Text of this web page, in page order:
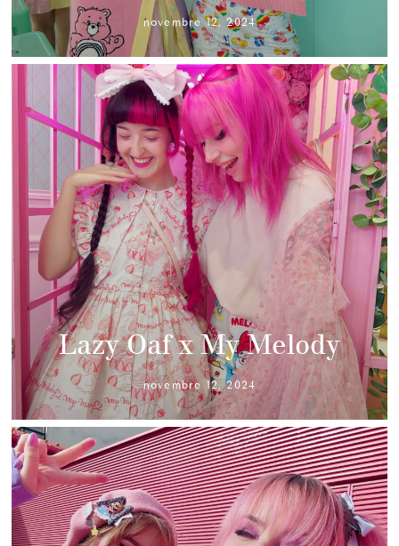
novembre 12, 2024
Lazy Oaf x My Melody
novembre 12, 2024